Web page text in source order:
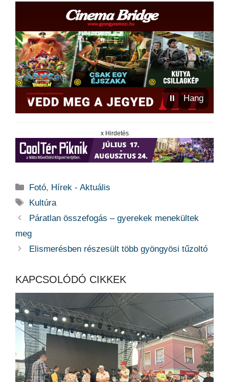
⏸ Hang
x Hirdetés
Kategória
Fotó, Hírek - Aktuális
Címkék
Kultúra
Páratlan összefogás – gyerekek menekültek
meg
Elismerésben részesült több gyöngyösi tűzoltó
KAPCSOLÓDÓ CIKKEK